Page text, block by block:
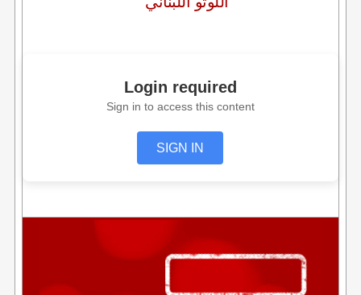
Login required
Sign in to access this content
SIGN IN